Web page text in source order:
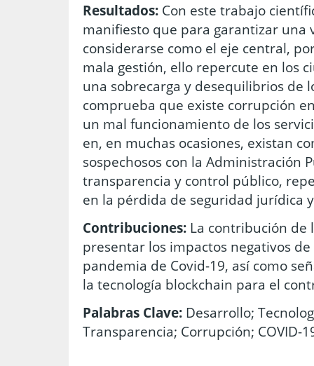
Resultados: Con este trabajo
manifiesto que para garantizar una
considerarse como el eje central,
mala gestión, ello repercute en los
una sobrecarga y desequilibrios de
comprueba que existe corrupción
un mal funcionamiento de los
en, en muchas ocasiones, existan
sospechosos con la Administración
transparencia y control público,
en la pérdida de seguridad jurídica
Contribuciones: La contribución de
presentar los impactos negativos
pandemia de Covid-19, así como
la tecnología blockchain para el
Palabras Clave: Desarrollo;
Transparencia; Corrupción; COVID-